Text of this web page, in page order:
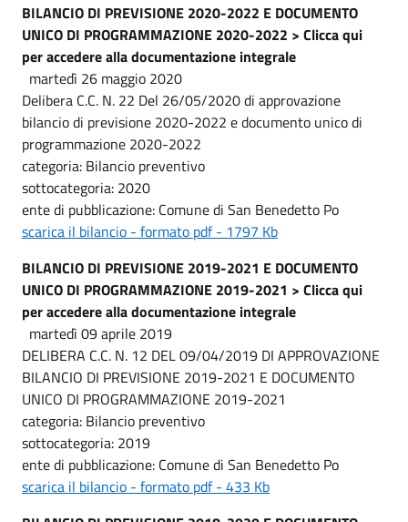
BILANCIO DI PREVISIONE 2020-2022 E DOCUMENTO
UNICO DI PROGRAMMAZIONE 2020-2022 > Clicca qui
per accedere alla documentazione integrale
martedì 26 maggio 2020
Delibera C.C. N. 22 Del 26/05/2020 di approvazione
bilancio di previsione 2020-2022 e documento unico di
programmazione 2020-2022
categoria: Bilancio preventivo
sottocategoria: 2020
ente di pubblicazione: Comune di San Benedetto Po
scarica il bilancio - formato pdf - 1797 Kb
BILANCIO DI PREVISIONE 2019-2021 E DOCUMENTO
UNICO DI PROGRAMMAZIONE 2019-2021 > Clicca qui
per accedere alla documentazione integrale
martedì 09 aprile 2019
DELIBERA C.C. N. 12 DEL 09/04/2019 DI APPROVAZIONE
BILANCIO DI PREVISIONE 2019-2021 E DOCUMENTO
UNICO DI PROGRAMMAZIONE 2019-2021
categoria: Bilancio preventivo
sottocategoria: 2019
ente di pubblicazione: Comune di San Benedetto Po
scarica il bilancio - formato pdf - 433 Kb